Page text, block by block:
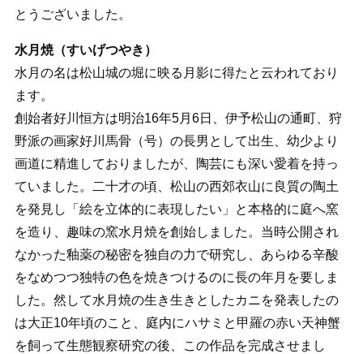
とうございました。
水月焼（すいげつやき）
水月の名は松山城の堀に映る月影に得たと云われており
ます。
創始者好川恒方は明治16年5月6日、伊予松山の通町、狩
野派の画家好川馬骨（号）の長男として出生、幼少より
画道に精進しておりましたが、陶芸にも深い愛着を持っ
ていました。二十才の頃、松山の西郊衣山に良質の陶土
を発見し「絵を立体的に表現したい」と本格的に庭へ窯
を造り、趣味の窯水月焼を創始しました。当時公開され
なかった釉薬の秘密を独自の力で研究し、あらゆる辛酸
をなめつつ独特の色を焼きつけるのに長の年月を要しま
した。然して水月焼の生き生きとしたカニを発表したの
は大正10年頃のこと、庭内にハサミと甲羅の赤い天神蟹
を飼って生態観察研究の後、この作品を完成させまし